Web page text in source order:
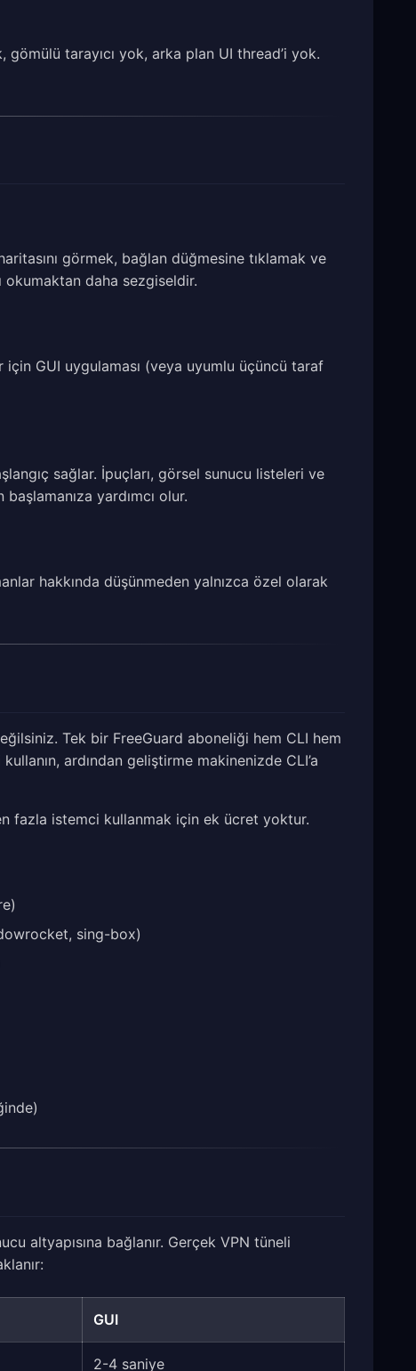
gömülü tarayıcı yok, arka plan UI thread’i yok.
görmek, bağlan düğmesine tıklamak ve
okumaktan daha sezgiseldir.
GUI uygulaması (veya uyumlu üçüncü taraf
sağlar. İpuçları, görsel sunucu listeleri ve
yardımcı olur.
hakkında düşünmeden yalnızca özel olarak
Tek bir FreeGuard aboneliği hem CLI hem
ardından geliştirme makinenizde CLI’a
fazla istemci kullanmak için ek ücret yoktur.
sing-box)
altyapısına bağlanır. Gerçek VPN tüneli
GUI
2-4 saniye